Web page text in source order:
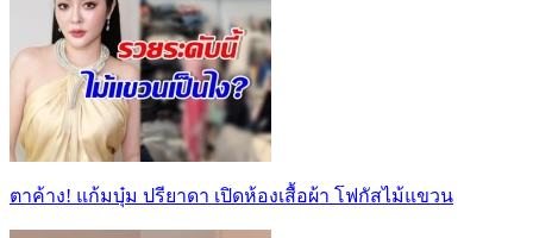
ตาค้าง! แก้มบุ๋ม ปรียาดา เปิดห้องเสื้อผ้า โฟกัสไม้แขวน